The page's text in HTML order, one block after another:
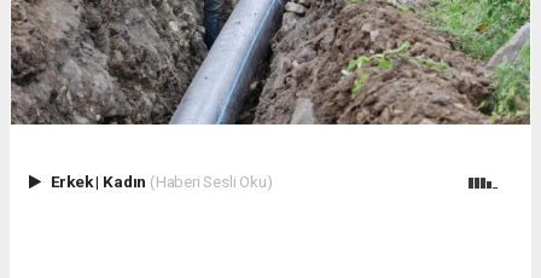
Erkek| Kadın (Haberi Sesli Oku)